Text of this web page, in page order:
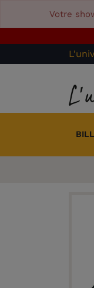
Votre